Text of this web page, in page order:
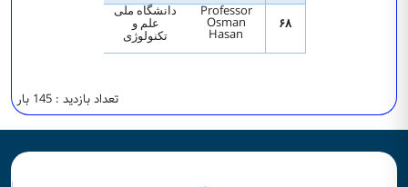
۶۸
Professor
Osman
Hasan
دانشگاه ملی
علم و
تکنولوژی
تعداد بازدید : 145 بار